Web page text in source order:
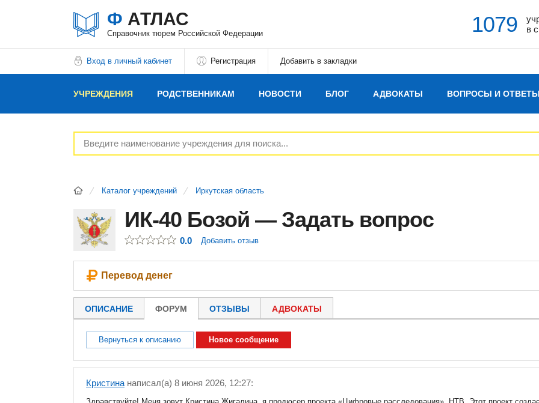
Ф АТЛАС
Справочник тюрем Российской Федерации 1079
в
Вход в личный кабинет Регистрация Добавить в закладки
УЧРЕЖДЕНИЯ РОДСТВЕННИКАМ НОВОСТИ БЛОГ АДВОКАТЫ ВОПРОСЫ И ОТВЕТЫ
РЕКЛАМОДАТЕЛЯМ
Каталог учреждений Иркутская область
ИК-40 Бозой — Задать вопрос
0.0 Добавить отзыв
Перевод денег
ОПИСАНИЕ ФОРУМ ОТЗЫВЫ АДВОКАТЫ
Вернуться к описанию Новое сообщение
Кристина написал(a) 8 июня 2026, 12:27: